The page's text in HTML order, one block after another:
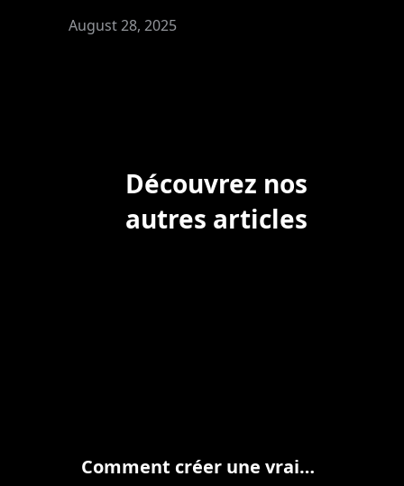
August 28, 2025
Découvrez nos
autres articles
Comment créer une vraie dynamique de formation dans une organisation décentralisée ?